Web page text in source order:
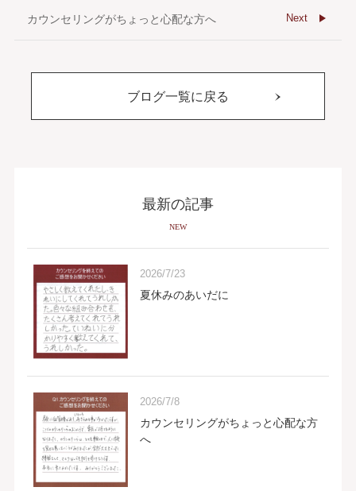
カウンセリングがちょっと心配な方へ Next
ブログ一覧に戻る
最新の記事
NEW
2026/7/23
夏休みのあいだに
2026/7/8
カウンセリングがちょっと心配な方
へ